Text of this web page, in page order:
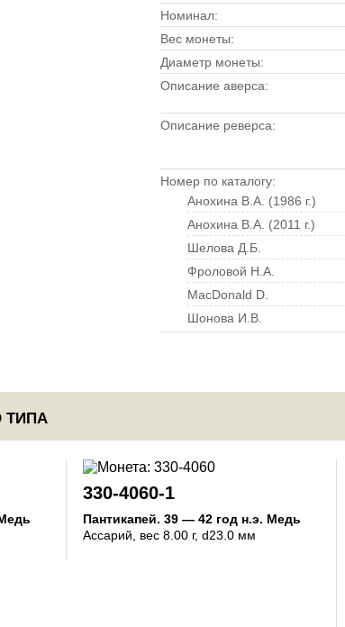
Номинал:
Вес монеты:
Диаметр монеты:
Описание аверса:
Описание реверса:
Номер по каталогу:
Анохина В.А. (1986 г.)
Анохина В.А. (2011 г.)
Шелова Д.Б.
Фроловой Н.А.
MacDonald D.
Шонова И.В.
ТИПА
330-4060-1
Пантикапей. 39 — 42 год н.э. Медь
Ассарий , вес 8.00 г, d23.0 мм